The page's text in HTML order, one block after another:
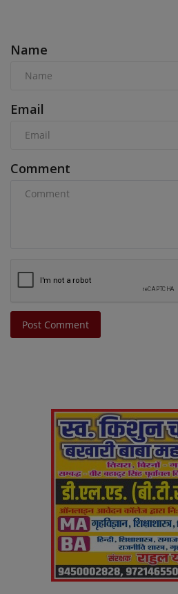
Name
Email
Comment
Post Comment